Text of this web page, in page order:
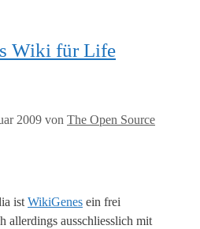
Wiki für Life
2009 von The Open Source
ist WikiGenes ein frei
allerdings ausschliesslich mit